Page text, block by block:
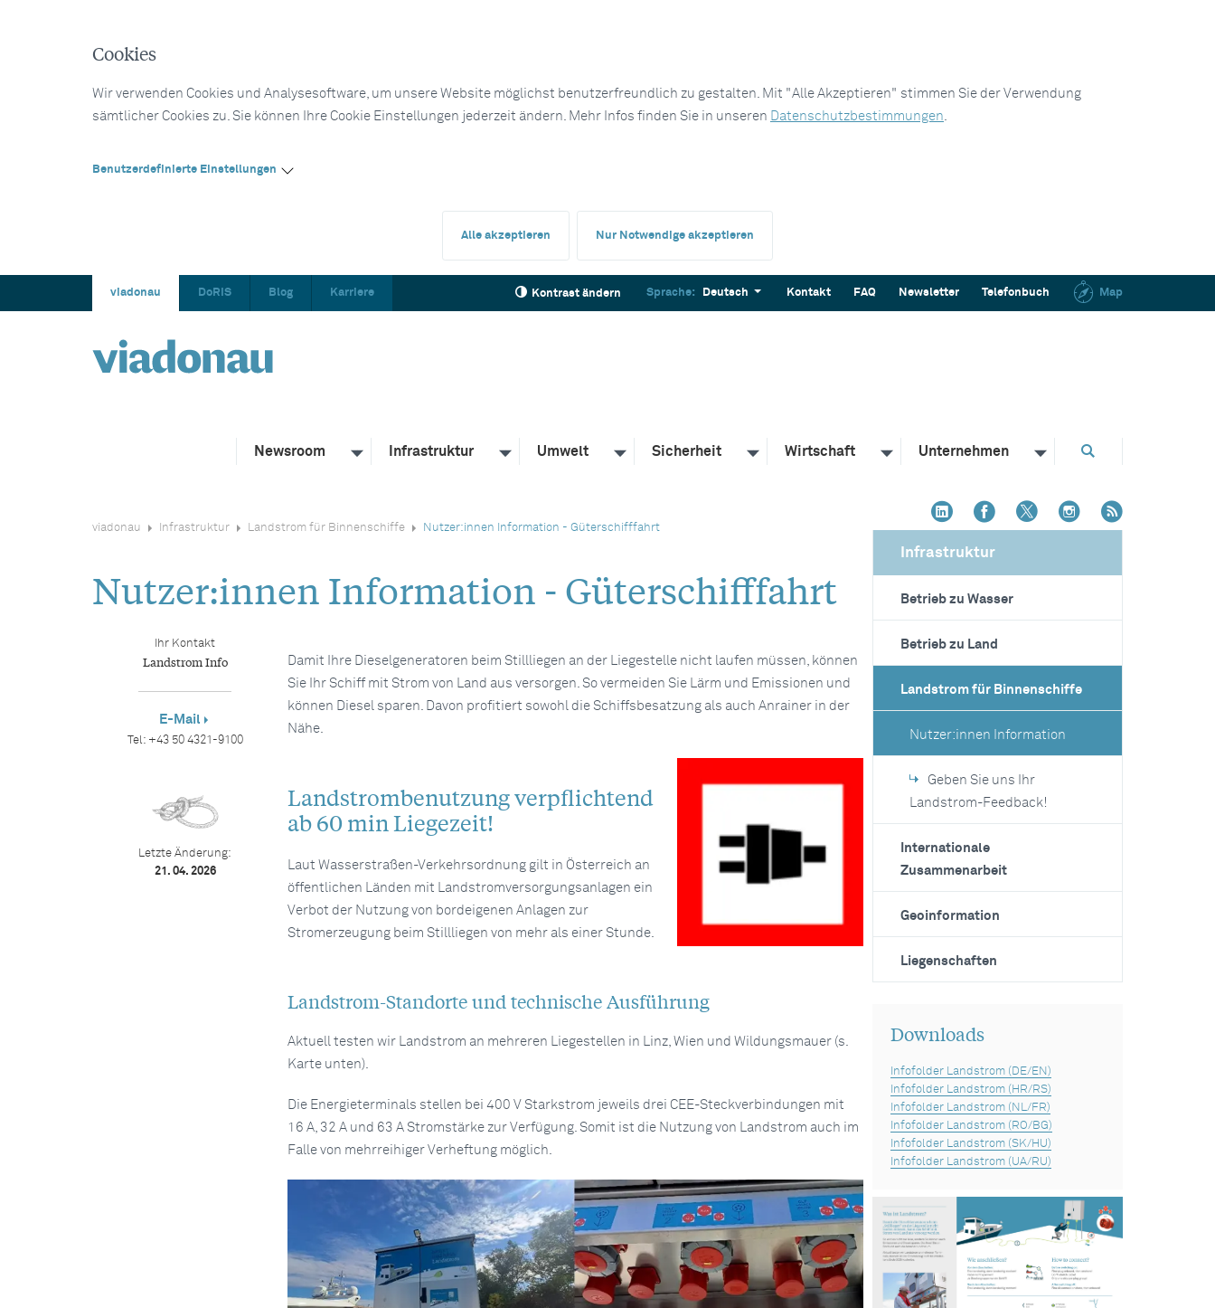
Cookies
Wir verwenden Cookies und Analysesoftware, um unsere Website möglichst benutzerfreundlich zu gestalten. Mit "Alle Akzeptieren" stimmen Sie der Verwendung
sämtlicher Cookies zu. Sie können Ihre Cookie Einstellungen jederzeit ändern. Mehr Infos finden Sie in unseren Datenschutzbestimmungen.
Benutzerdefinierte Einstellungen
Alle akzeptieren Nur Notwendige akzeptieren
viadonau DoRIS Blog Karriere Kontrast ändern Sprache: Deutsch Kontakt FAQ Newsletter Telefonbuch Map
Newsroom Infrastruktur Umwelt Sicherheit Wirtschaft Unternehmen
viadonau Infrastruktur Landstrom für Binnenschiffe Nutzer:innen Information - Güterschifffahrt
Nutzer:innen Information - Güterschifffahrt
Damit Ihre Dieselgeneratoren beim Stillliegen an der Liegestelle nicht laufen müssen, können
Sie Ihr Schiff mit Strom von Land aus versorgen. So vermeiden Sie Lärm und Emissionen und
können Diesel sparen. Davon profitiert sowohl die Schiffsbesatzung als auch Anrainer in der
Nähe.
Landstrombenutzung verpflichtend
ab 60 min Liegezeit!
Laut Wasserstraßen-Verkehrsordnung gilt in Österreich an
öffentlichen Länden mit Landstromversorgungsanlagen ein
Verbot der Nutzung von bordeigenen Anlagen zur
Stromerzeugung beim Stillliegen von mehr als einer Stunde.
Landstrom-Standorte und technische Ausführung
Aktuell testen wir Landstrom an mehreren Liegestellen in Linz, Wien und Wildungsmauer (s.
Karte unten).
Die Energieterminals stellen bei 400 V Starkstrom jeweils drei CEE-Steckverbindungen mit
16 A, 32 A und 63 A Stromstärke zur Verfügung. Somit ist die Nutzung von Landstrom auch im
Falle von mehrreihiger Verheftung möglich.
Ihr Kontakt
Landstrom Info
E-Mail
Tel: +43 50 4321-9100
Letzte Änderung:
21. 04. 2026
Infrastruktur
Betrieb zu Wasser
Betrieb zu Land
Landstrom für Binnenschiffe
Nutzer:innen Information
Geben Sie uns Ihr
Landstrom-Feedback!
Internationale
Zusammenarbeit
Geoinformation
Liegenschaften
Downloads
Infofolder Landstrom (DE/EN)
Infofolder Landstrom (HR/RS)
Infofolder Landstrom (NL/FR)
Infofolder Landstrom (RO/BG)
Infofolder Landstrom (SK/HU)
Infofolder Landstrom (UA/RU)